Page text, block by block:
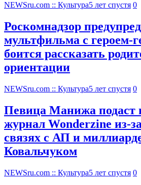
NEWSru.com :: Культура5 лет спустя 0
Роскомнадзор
мультфильма c героем-
боится рассказать
ориентации
NEWSru.com :: Культура5 лет спустя 0
Певица Манижа подаст
журнал Wonderzine из-
связях с АП и
Ковальчуком
NEWSru.com :: Культура5 лет спустя 0